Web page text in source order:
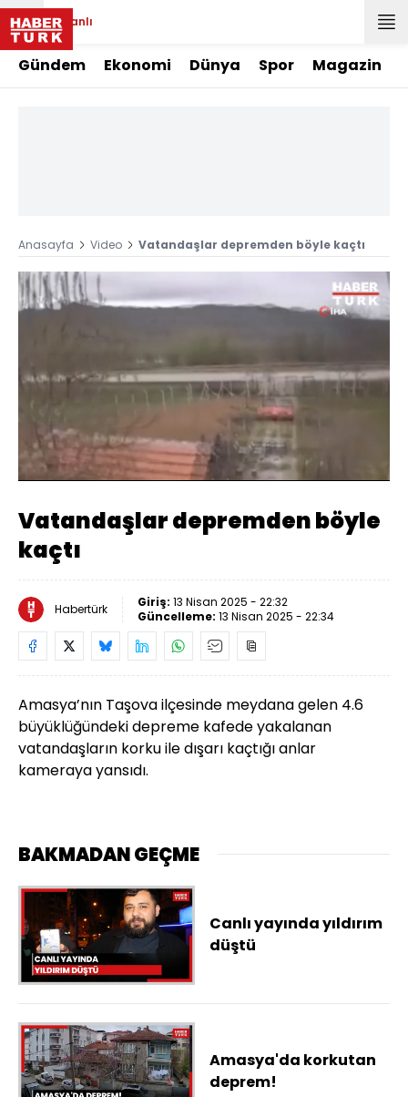
Canlı
Gündem Ekonomi Dünya Spor Magazin
Anasayfa Video Vatandaşlar depremden böyle kaçtı
Sesi
Aç
Yüklendi
100.00%
Oynatma
Hızı
Vatandaşlar depremden böyle
kaçtı
Habertürk Giriş: 13 Nisan 2025 - 22:32
Güncelleme: 13 Nisan 2025 - 22:34
Amasya’nın Taşova ilçesinde meydana gelen 4.6
büyüklüğündeki depreme kafede yakalanan
vatandaşların korku ile dışarı kaçtığı anlar
kameraya yansıdı.
BAKMADAN GEÇME
Canlı yayında yıldırım
düştü
Amasya'da korkutan
deprem!